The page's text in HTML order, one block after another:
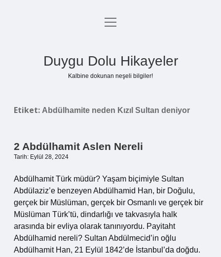
Anasayfa
menüyü
Duygu Dolu Hikayeler
Kalbine dokunan neşeli bilgiler!
Etiket: Abdülhamite neden Kızıl Sultan deniyor
2 Abdülhamit Aslen Nereli
Tarih: Eylül 28, 2024
Abdülhamit Türk müdür? Yaşam biçimiyle Sultan
Abdülaziz’e benzeyen Abdülhamid Han, bir Doğulu,
gerçek bir Müslüman, gerçek bir Osmanlı ve gerçek bir
Müslüman Türk’tü, dindarlığı ve takvasıyla halk
arasında bir evliya olarak tanınıyordu. Payitaht
Abdülhamid nereli? Sultan Abdülmecid’in oğlu
Abdülhamit Han, 21 Eylül 1842’de İstanbul’da doğdu.